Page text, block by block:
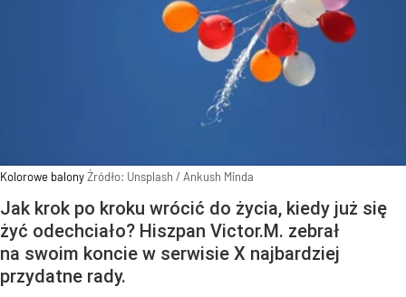
Kolorowe balonyŹródło: Unsplash / Ankush Minda
Jak krok po kroku wrócić do życia, kiedy już się
żyć odechciało? Hiszpan Victor.M. zebrał
na swoim koncie w serwisie X najbardziej
przydatne rady.